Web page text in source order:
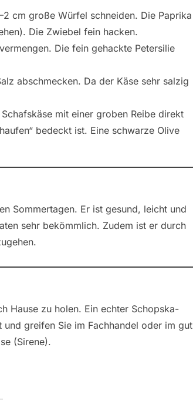
cm große Würfel schneiden. Die Paprika
Die Zwiebel fein hacken.
Die fein gehackte Petersilie
abschmecken. Da der Käse sehr salzig
mit einer groben Reibe direkt
bedeckt ist. Eine schwarze Olive
Sommertagen. Er ist gesund, leicht und
sehr bekömmlich. Zudem ist er durch
Hause zu holen. Ein echter Schopska-
greifen Sie im Fachhandel oder im gut
(Sirene).